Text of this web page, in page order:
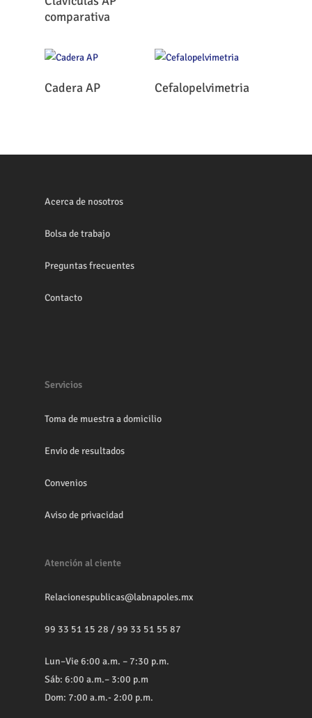
comparativa
Leer Más
Cadera AP Leer Más
Cefalopelvimetria
Acerca de nosotros
Bolsa de trabajo
Preguntas frecuentes
Contacto
Servicios
Toma de muestra a domicilio
Envio de resultados
Convenios
Aviso de privacidad
Atención al ciente
Relacionespublicas@labnapoles.mx
99 33 51 15 28 /99 33 51 55 87
Lun–Vie 6:00 a.m. – 7:30 p.m.
Sáb: 6:00 a.m.– 3:00 p.m
Dom: 7:00 a.m.- 2:00 p.m.